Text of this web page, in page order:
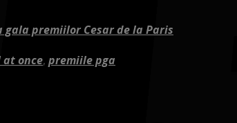
gala premiilor Cesar de la Paris
once, premiile pga